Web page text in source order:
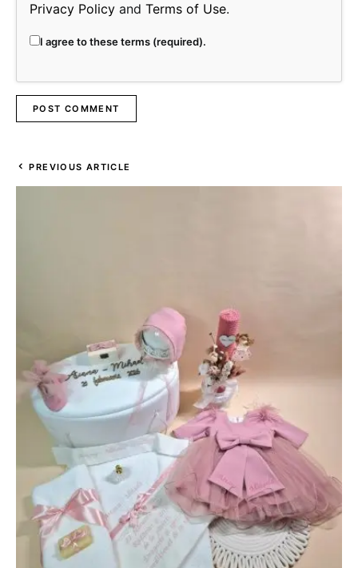
Privacy Policy and Terms of Use.
I agree to these terms (required).
PREVIOUS ARTICLE